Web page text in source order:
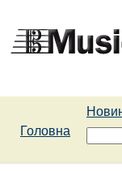
Головна